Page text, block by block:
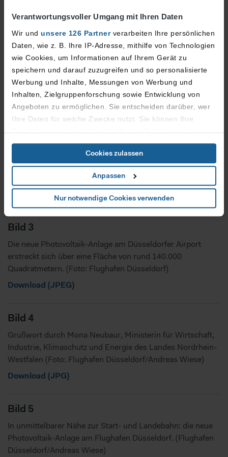
Verantwortungsvoller Umgang mit Ihren Daten
Wir und unsere 126 Partnerverarbeiten Ihre persönlichen
Daten, wie z. B. Ihre IP-Adresse, mithilfe von Technologien
wie Cookies, um Informationen auf Ihrem Gerät zu
speichern und darauf zuzugreifen und so personalisierte
Werbung und Inhalte, Messungen von Werbung und
Inhalten, Zielgruppenforschung sowie Entwicklung von
Angeboten zu ermöglichen. Sie entscheiden darüber, wer
Ihre Daten für welche Zwecke nutzt. Sie können Ihre
Einwilligung jederzeit über die Cookie-Erklärung oder
durch Klicken auf das Privacy Trigger Symbol ändern oder
Wenn Sie es erlauben, würden wir auch gerne:
Informationen über Ihre geografische Lage erfassen,
welche bis auf einige Meter genau sein können
Ihr Gerät durch aktives Scannen nach bestimmten
Merkmalen (Fingerprinting) identifizieren
Erfahren Sie mehr darüber, wie Ihre persönlichen Daten
verarbeitet werden, und legen Sie Ihre Präferenzen im
Abschnitt Detailsfest.
nutzt diese Website Cookies. Wenn Sie unsere Website in
bitte die erweiterten Cookie-Einstellungen. Falls nicht,
werden nur notwendige Cookies verwendet, die zur
Gewährleistung von Grundfunktionen der Website benötigt
Datenschutzerklärung
außerhalb des EWR, insbesondere den USA abgerufen
oder gespeichert werden können. In diesen Ländern
wie in Europa, sodass Ihre Daten dem Zugriff durch
Behörden zu Kontroll- und Überwachungszwecken
Cookies zulassen
Anpassen
Nur notwendige Cookies verwenden
Flughafen Düsseldorf GmbH (Foto: Flughafen
Download (JPG)
Bild 2
Knopfdruck für Klimaschutz und Energieeffizienz (v.l.n.r.):
Jochen Kral, Beigeordneter der Landeshauptstadt
Düsseldorf, Mona Neubaur, Ministerin für Wirtschaft,
Westfalen und Lars Redeligx, Vorsitzender der
Geschäftsführung des Düsseldorfer Flughafens starteten
die neue Photovoltaik-Anlage am Airport. (Foto: Flughafen
Düsseldorf/Andreas Wiese)
Download (JPG)
Bild 3
Die neue Photovoltaik-Anlage am Düsseldorfer Airport
erstreckt sich über eine Fläche von rund 140.000
Quadratmetern. (Foto: Flughafen Düsseldorf)
Download (JPEG)
Bild 4
Grußwort durch Mona Neubaur, Ministerin für Wirtschaft,
Industrie, Klimaschutz und Energie des Landes Nordrhein-
Westfalen (Foto: Flughafen Düsseldorf/Andreas Wiese)
Download (JPG)
Bild 5
In unmittelbarer Nähe zur Start- und Landebahn: die neue
Photovoltaik-Anlage am Flughafen Düsseldorf. (Flughafen
Düsseldorf/Andreas Wiese)